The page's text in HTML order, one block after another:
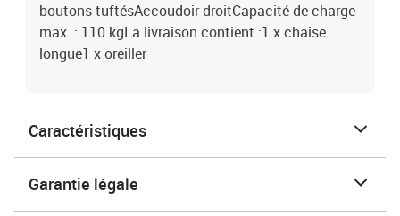
boutons tuftésAccoudoir droitCapacité de charge
max. : 110 kgLa livraison contient :1 x chaise
longue1 x oreiller
Caractéristiques
Garantie légale